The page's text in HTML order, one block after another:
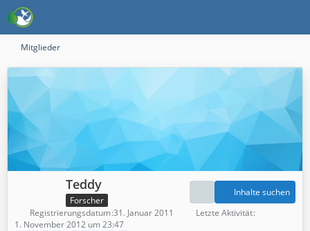
Mitglieder
Teddy
Forscher
Inhalte suchen
Registrierungsdatum 31. Januar 2011
Letzte Aktivität
1. November 2012 um 23:47